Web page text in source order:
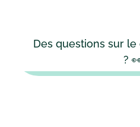
Des questions sur le
?